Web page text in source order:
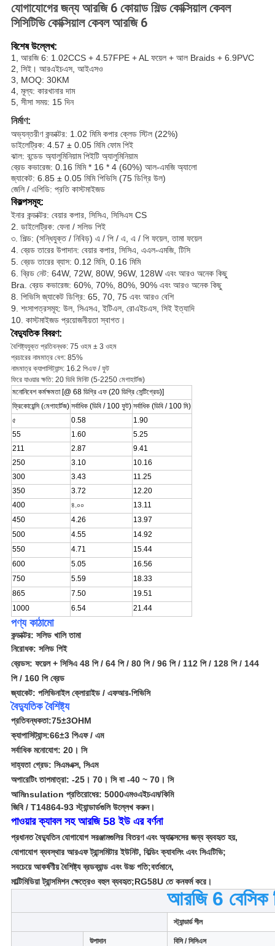
যোগাযোগের জন্য আরজি 6 কোয়াড শিল্ড কোক্সিয়াল কেবল
সিসিটিভি কোক্সিয়াল কেবল আরজি 6
বিশেষ উল্লেখ:
1, আরজি 6: 1.02CCS + 4.57FPE + AL ফয়েল + আল Braids + 6.9PVC
2, সিই। আরএইচএস, আইএসও
3, MOQ: 30KM
4, মূল্য: কারখানার দাম
5, সীসা সময়: 15 দিন
নির্মাণ:
অভ্যন্তরীণ কন্ডাক্টর: 1.02 মিমি কপার ক্লেড স্টিল (22%)
ডাইলেট্রিক: 4.57 ± 0.05 মিমি ফোম পিই
ঝাল: বন্ডেড অ্যালুমিনিয়াম পিইটি অ্যালুমিনিয়াম
ব্রেড কভারেজ: 0.16 মিমি * 16 * 4 (60%) আল-এমজি অ্যালো
জ্যাকেট: 6.85 ± 0.05 মিমি পিভিসি (75 ডিগ্রি উল)
জেলি / এপিডি: প্রতি কাস্টমাইজড
বিকল্পসমূহ:
ইনার কন্ডাক্টর: বেয়ার কপার, সিসিএ, সিসিএস CS
2. ডাইলেট্রিক: ফেনা / সলিড পিই
৩. শিল্ড: (সন্ধিযুক্ত / নিবিড়) এ / পি / এ, এ / পি ফয়েল, তামা ফয়েল
4. ব্রেড তারের উপাদান: বেয়ার কপার, সিসিএ, এএল-এমজি, টিসি
5. ব্রেড তারের ব্যাস: 0.12 মিমি, 0.16 মিমি
6. ব্রিড নেট: 64W, 72W, 80W, 96W, 128W এবং আরও অনেক কিছু
Bra. ব্রেড কভারেজ: 60%, 70%, 80%, 90% এবং আরও অনেক কিছু
8. পিভিসি জ্যাকেট ডিগ্রি: 65, 70, 75 এবং আরও বেশি
9. শংসাপত্রসমূহ: উল, সিএসএ, ইটিএল, রোএইচএস, সিই ইত্যাদি
10. কাস্টমাইজড প্রয়োজনীয়তা স্বাগত।
বৈদ্যুতিক বিবরণ:
বৈশিষ্ট্যযুক্ত প্রতিবন্ধক: 75 ওহম ± 3 ওহম
প্রচারের নামমাত্র বেগ: 85%
নামমাত্র ক্যাপাসিট্যান্স: 16.2 পিএফ / ফুট
ফিরে যাওয়ার ক্ষতি: 20 ডিবি মিনিট (5-2250 মেগাহার্টজ)
মনোনিবেশ কর্মক্ষমতা [@ 68 ডিগ্রি এফ (20 ডিগ্রি সেন্টিগ্রেড)]
ফ্রিকোয়েন্সি (মেগাহার্টজ) সর্বাধিক (ডিবি / 100 ফুট) সর্বাধিক (ডিবি / 100 মি)
৫
0.58
1.90
55
1.60
5.25
211
2.87
9.41
250
3.10
10.16
300
3.43
11.25
350
3.72
12.20
400
৪.০০
13.11
450
4.26
13.97
500
4.55
14.92
550
4.71
15.44
600
5.05
16.56
750
5.59
18.33
865
7.50
19.51
1000
6.54 21.44
পণ্য কাঠামো
কন্ডাক্টর: সলিড খালি তামা
নিরোধক: সলিড পিই
ব্রেডস: ফয়েল+ সিসিএ 48 পি / 64 পি / 80 পি / 96 পি / 112 পি / 128 পি / 144
পি / 160 পি ব্রেড
জ্যাকেট: পলিভিনাইল ক্লোরাইড/ এফআর-পিভিসি
বৈদ্যুতিক বৈশিষ্ট্য
প্রতিবন্ধকতা:75±3OHM
ক্যাপাসিট্যান্স:66±3 পিএফ / এম
সর্বাধিক মনোযোগ: 20। সি
দাহ্যতা গ্রেড: সিএমএক্স, সিএম
অপারেটিং তাপমাত্রা: -25। 70। সিবা -40 ~ 70। সি
আমিnsulation প্রতিরোধের: 5000এমওএইচএম/কিমি
জিবি / T14864-93 স্ট্যান্ডার্ডগুলি উল্লেখ করুন।
পাওয়ার ক্যাবল সহ আরজি 58 ইউ এর বর্ণনা
প্রধানত বৈদ্যুতিন যোগাযোগ সরঞ্জামগুলির বিতরণ এবং অ্যাক্সেসের জন্য ব্যবহৃত হয়,
যোগাযোগ ব্যবস্থার আরএফ ট্রান্সমিটার ইউনিট, বিল্ডিং ক্যাবলিং এবং সিএটিভি;
সবচেয়ে আকর্ষণীয় বৈশিষ্ট্য ব্রডব্যান্ড এবং উচ্চ গতি;বর্তমানে,
মাল্টিমিডিয়া ট্রান্সমিশন ক্ষেত্রেও বহুল ব্যবহৃত;RG58U তে কনফর্ম করে।
আরজি 6 বেসিক
স্ট্যান্ডার্ড শীল
উপাদান বিসি / সিসিএস